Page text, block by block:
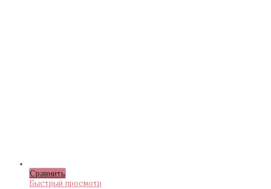
Сравнить
Быстрый просмотр